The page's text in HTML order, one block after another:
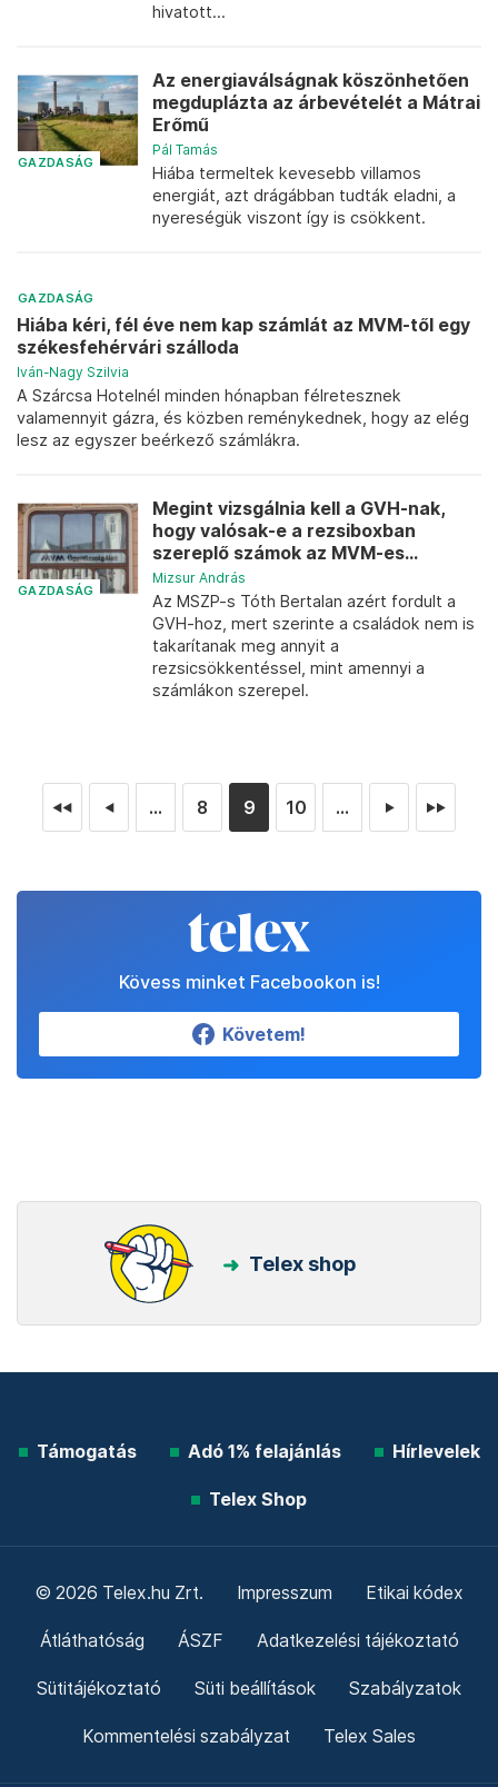
hivatott...
GAZDASÁG
Az energiaválságnak köszönhetően
megduplázta az árbevételét a Mátrai
Erőmű
Pál Tamás
Hiába termeltek kevesebb villamos
energiát, azt drágábban tudták eladni, a
nyereségük viszont így is csökkent.
GAZDASÁG
Hiába kéri, fél éve nem kap számlát az MVM-től egy
székesfehérvári szálloda
Iván-Nagy Szilvia
A Szárcsa Hotelnél minden hónapban félretesznek
valamennyit gázra, és közben reménykednek, hogy az elég
lesz az egyszer beérkező számlákra.
GAZDASÁG
Megint vizsgálnia kell a GVH-nak,
hogy valósak-e a rezsiboxban
szereplő számok az MVM-es...
Mizsur András
Az MSZP-s Tóth Bertalan azért fordult a
GVH-hoz, mert szerinte a családok nem is
takarítanak meg annyit a
rezsicsökkentéssel, mint amennyi a
számlákon szerepel.
◄◄ ◄ ... 8 9 10 ... ► ►►
Kövess minket Facebookon is!
Követem!
Telex shop
Támogatás Adó 1% felajánlás Hírlevelek
Telex Shop
© 2026 Telex.hu Zrt. Impresszum Etikai kódex
Átláthatóság ÁSZF Adatkezelési tájékoztató
Sütitájékoztató Süti beállítások Szabályzatok
Kommentelési szabályzat Telex Sales